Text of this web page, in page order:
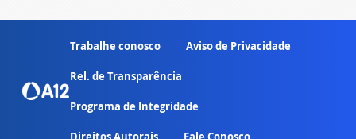
Trabalhe conosco Aviso de Privacidade
Rel. de Transparência
Programa de Integridade